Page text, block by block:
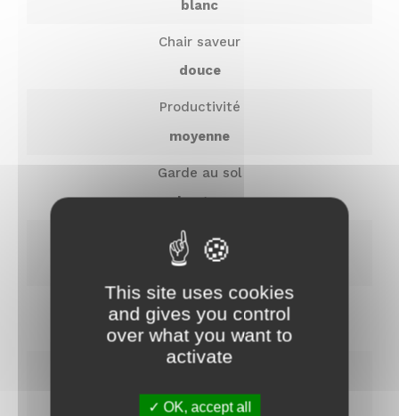
blanc
Chair saveur
douce
Productivité
moyenne
Garde au sol
longue
Diamètre de la couronne
20.2
Indice de réfraction
17
Jutosité
juteux
This site uses cookies
and gives you control
over what you want to
activate
OK, accept all